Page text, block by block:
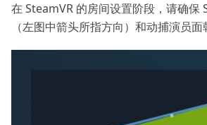
在 SteamVR 的房间设置阶段，请确保
（左图中箭头所指方向）和动捕演员面